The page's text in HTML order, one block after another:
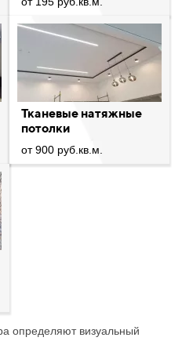
Тканевые натяжные
потолки
от 900 руб.кв.м.
определяют визуальный